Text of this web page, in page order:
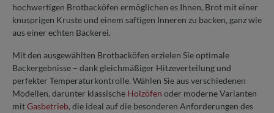
hochwertigen Brotbacköfen ermöglichen es Ihnen, Brot mit einer
knusprigen Kruste und einem saftigen Inneren zu backen, ganz wie
aus einer echten Bäckerei.
Mit den ausgewählten Brotbacköfen erzielen Sie optimale
Backergebnisse – dank gleichmäßiger Hitzeverteilung und
perfekter Temperaturkontrolle. Wählen Sie aus verschiedenen
Modellen, darunter klassische Holzöfen oder moderne Varianten
mitGasbetrieb, die ideal auf die besonderen Anforderungen des